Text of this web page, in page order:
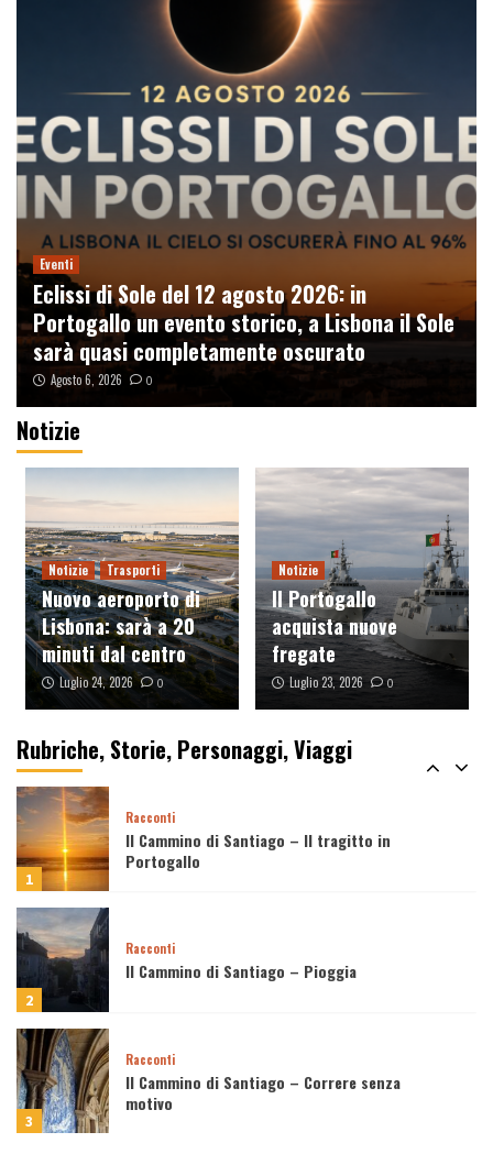
Eventi
Eclissi di Sole del 12 agosto 2026: in
Portogallo un evento storico, a Lisbona il Sole
sarà quasi completamente oscurato
Agosto 6, 2026 0
Notizie
Notizie Trasporti
Nuovo aeroporto di
Lisbona: sarà a 20
minuti dal centro
Luglio 24, 2026 0
Notizie
Il Portogallo
acquista nuove
fregate
Luglio 23, 2026 0
Rubriche, Storie, Personaggi, Viaggi
3
Il Cammino di Santiago – Correre senza
4
Viaggi
Booking.com hackerata: fuga di dati degli
utenti, cosa è successo davvero
5
Viaggi
Come il video con il drone dalla favela
tutti lo stanno copiando)
1
Racconti
Il Cammino di Santiago – Il tragitto in
Portogallo
2
Racconti
Il Cammino di Santiago – Pioggia
3
Racconti
Il Cammino di Santiago – Correre senza
motivo